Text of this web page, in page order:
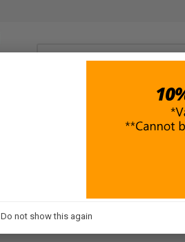
ΧΡΩΜΑΤΑ &
ΒΑΦΗΣ
Do not show this again